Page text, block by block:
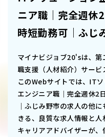
ニア職｜完全週休
時短勤務可｜ふじ
マイナビジョブ20'sは、
職支援（人材紹介）サービ
このWebサイトでは、 ITソ
エンジニア職｜完全週休2
｜ふじみ野市の求人の他に
きる、良質な求人情報と
キャリアアドバイザーが